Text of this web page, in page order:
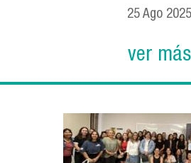
25 Ago 2025
ver más